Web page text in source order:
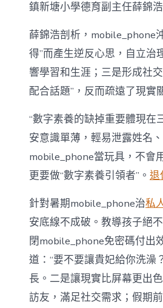
鎮新塘小學德育副主任薛錦
薛錦浩剖析，mobile_phone
得”而產生逆反心思，自立治
響學習和生涯；三是形成社
配合話題”，反而疏遠了現實
“數字素養的缺掉重要體現在
安意識單薄，輕易泄露姓名
mobile_phone當玩具，不會
更要做“數字素養引領者”。 退
針對暑期mobile_phone治私
安底線不成破。教導孩子絕
閉mobile_phone免密碼付出
道：“要不要讓貴妃給你洗澡
長。二是讓現實比屏幕更出
訪友，滿足社交需求；假期